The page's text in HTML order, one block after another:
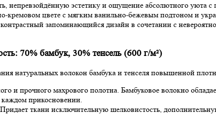
непревзойдённую эстетику и ощущение абсолютного уюта
кремовом цвете с мягким ванильно-бежевым подтоном и
запоминающийся дизайн в сочетании с
70% бамбук, 30% тенсель (600 г/м²)
натуральных волокон бамбука и тенселя повышенной
и прочного махрового полотна. Бамбуковое волокно
прикосновении.
Придает ткани исключительную шелковистость,